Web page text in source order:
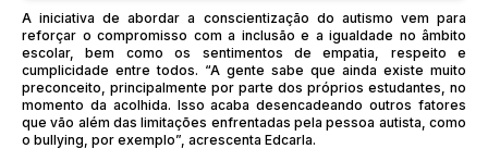
A iniciativa de abordar a conscientização do autismo vem para
reforçar o compromisso com a inclusão e a igualdade no âmbito
escolar, bem como os sentimentos de empatia, respeito e
cumplicidade entre todos. “A gente sabe que ainda existe muito
preconceito, principalmente por parte dos próprios estudantes, no
momento da acolhida. Isso acaba desencadeando outros fatores
que vão além das limitações enfrentadas pela pessoa autista, como
o bullying, por exemplo”, acrescenta Edcarla.